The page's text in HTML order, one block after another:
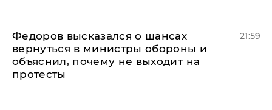
Федоров высказался о шансах
вернуться в министры обороны и
объяснил, почему не выходит на
протесты
21:59